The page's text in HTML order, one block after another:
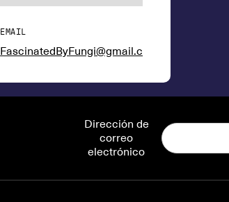
EMAIL
FascinatedByFungi@gmail.com
Dirección de
correo
electrónico